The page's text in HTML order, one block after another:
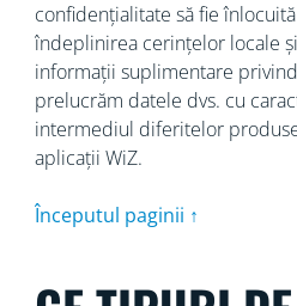
confidențialitate să fie
îndeplinirea cerințelor locale
informații suplimentare
prelucrăm datele dvs. cu
intermediul diferitelor
aplicații WiZ.
Începutul paginii ↑